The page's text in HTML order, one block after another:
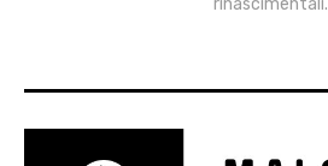
rinascimentali.